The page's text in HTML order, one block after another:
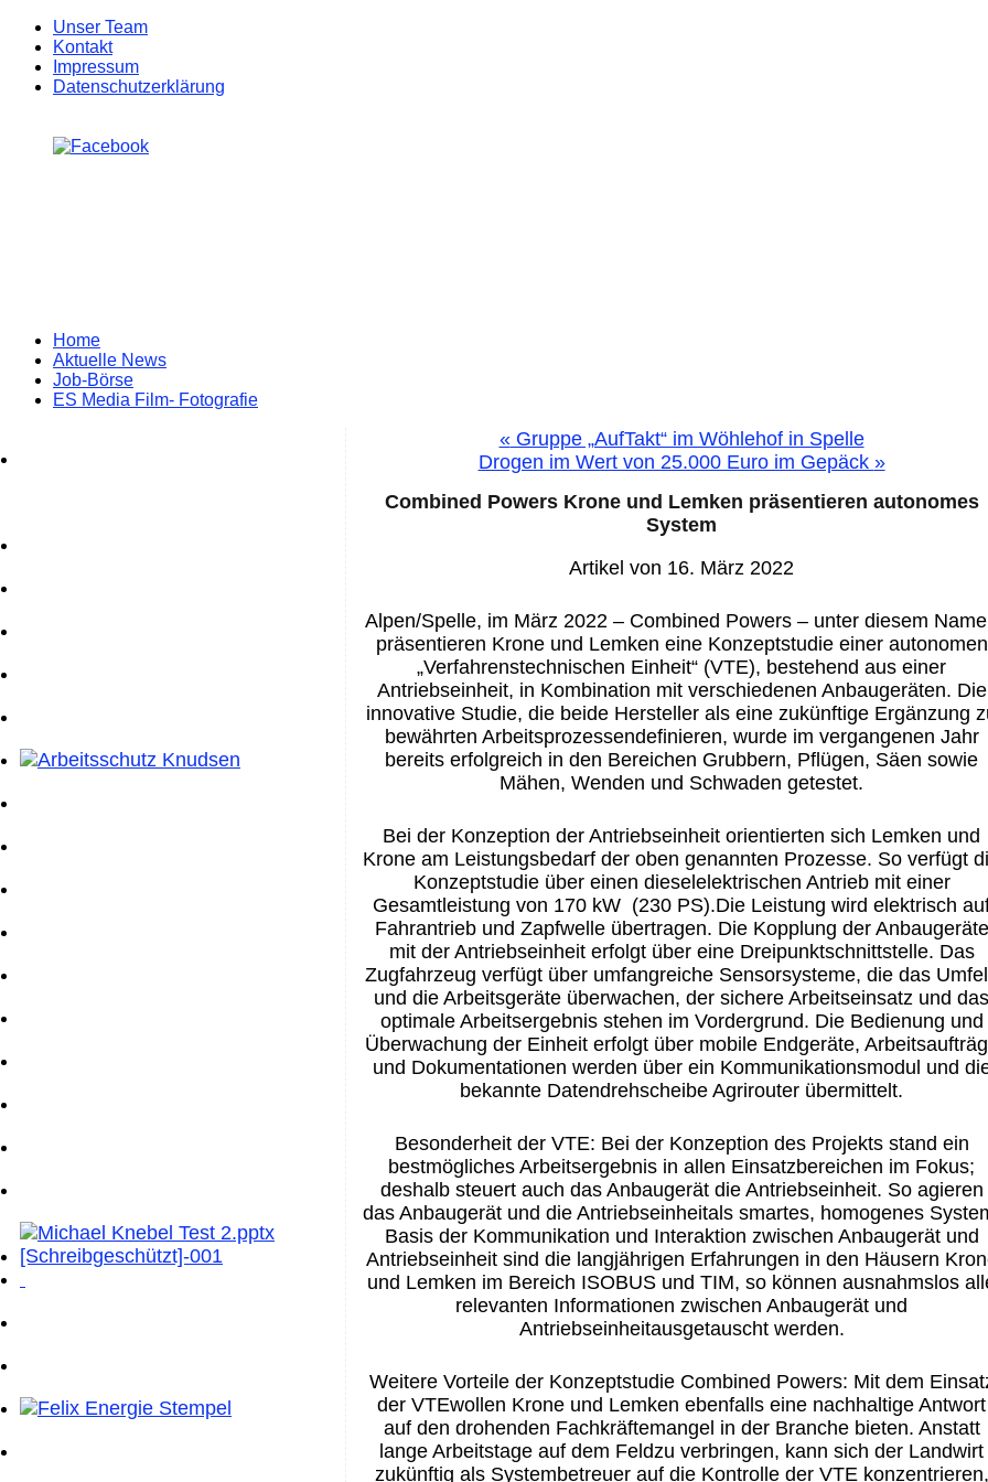
Unser Team
Kontakt
Impressum
Datenschutzerklärung
Zum
Inhalt
springen
Home
Aktuelle News
Job-Börse
ES Media Film- Fotografie
«Gruppe „AufTakt“ im Wöhlehof in Spelle
Drogen im Wert von 25.000 Euro im Gepäck »
Combined Powers Krone und Lemken präsentieren autonomes
System
Artikel von 16. März 2022
Alpen/Spelle, im März 2022 – Combined Powers – unter diesem
präsentieren Krone und Lemken eine Konzeptstudie einer autonomen
„Verfahrenstechnischen Einheit“ (VTE), bestehend aus einer
Antriebseinheit, in Kombination mit verschiedenen Anbaugeräten. Die
innovative Studie, die beide Hersteller als eine zukünftige Ergänzung
bewährten Arbeitsprozessendefinieren, wurde im vergangenen Jahr
bereits erfolgreich in den Bereichen Grubbern, Pflügen, Säen sowie
Mähen, Wenden und Schwaden getestet.
Bei der Konzeption der Antriebseinheit orientierten sich Lemken und
Krone am Leistungsbedarf der oben genannten Prozesse. So verfügt
Konzeptstudie über einen dieselelektrischen Antrieb mit einer
Gesamtleistung von 170 kW (230 PS).Die Leistung wird elektrisch
Fahrantrieb und Zapfwelle übertragen. Die Kopplung der Anbaugeräte
mit der Antriebseinheiterfolgt übereine Dreipunktschnittstelle. Das
Zugfahrzeug verfügt über umfangreiche Sensorsysteme, die das
und die Arbeitsgeräte überwachen, der sichere Arbeitseinsatz und das
optimale Arbeitsergebnis stehen im Vordergrund. Die Bedienung und
Überwachung der Einheit erfolgtüber mobile Endgeräte,
und Dokumentationen werden über ein Kommunikationsmodul und
bekannte Datendrehscheibe Agrirouter übermittelt.
Besonderheit der VTE: Bei der Konzeption des Projektsstand ein
bestmögliches Arbeitsergebnis in allen Einsatzbereichen im Fokus;
deshalb steuert auch das Anbaugerät die Antriebseinheit. So agieren
dasAnbaugerätund die Antriebseinheitals smartes, homogenes
Basis der Kommunikation und Interaktion zwischen Anbaugerät und
Antriebseinheitsind die langjährigen Erfahrungen in den Häusern K
und Lemken im Bereich ISOBUS und TIM, so können ausnahmslos
relevanten Informationen zwischen Anbaugerät und
Antriebseinheitausgetauscht werden.
Weitere Vorteile der Konzeptstudie Combined Powers: Mit dem
der VTEwollen Krone und Lemken ebenfalls eine nachhaltige Antwort
auf den drohenden Fachkräftemangel in der Branchebieten. Anstatt
lange Arbeitstage auf dem Feldzu verbringen, kann sich der Landwirt
zukünftig als Systembetreuer auf die Kontrolle der VTE konzentrieren,